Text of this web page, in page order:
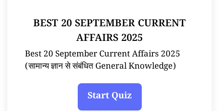
BEST 20 SEPTEMBER CURRENT
AFFAIRS 2025
Best 20 September Current Affairs 2025
(सामान्य ज्ञान से संबंधित General Knowledge)